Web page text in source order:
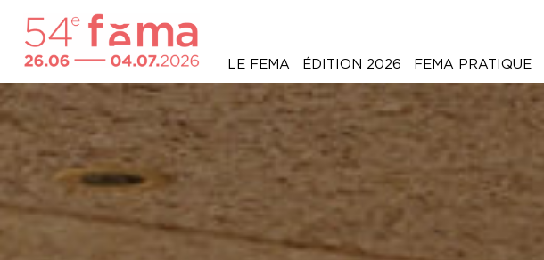
LE FEMA ÉDITION 2026 FEMA PRATIQUE